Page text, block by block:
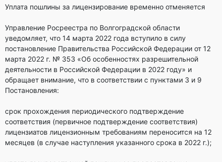
Уплата пошлины за лицензирование временно отменяется
Управление Росреестра по Волгоградской области
уведомляет, что 14 марта 2022 года вступило в силу
постановление Правительства Российской Федерации от 12
марта 2022 г. № 353 «Об особенностях разрешительной
деятельности в Российской Федерации в 2022 году» и
обращает внимание, что в соответствии с пунктами 3 и 9
Постановления:
срок прохождения периодического подтверждение
соответствия (первичное подтверждение соответствия)
лицензиатов лицензионным требованиям переносится на 12
месяцев (в случае наступления указанного срока в 2022 г.);